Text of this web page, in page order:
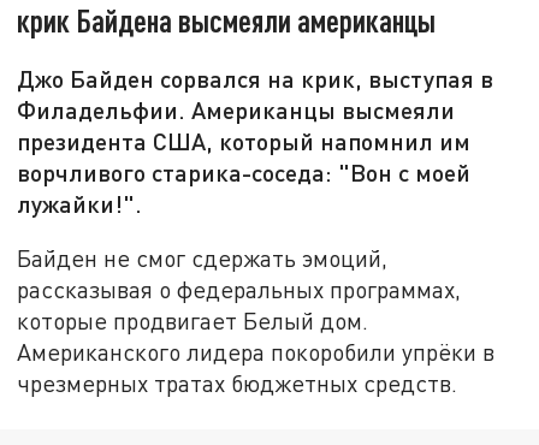
крик Байдена высмеяли американцы
Джо Байден сорвался на крик, выступая в
Филадельфии. Американцы высмеяли
президента США, который напомнил им
ворчливого старика-соседа: "Вон с моей
лужайки!".
Байден не смог сдержать эмоций,
рассказывая о федеральных программах,
которые продвигает Белый дом.
Американского лидера покоробили упрёки в
чрезмерных тратах бюджетных средств.